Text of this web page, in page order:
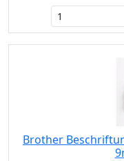
Brother